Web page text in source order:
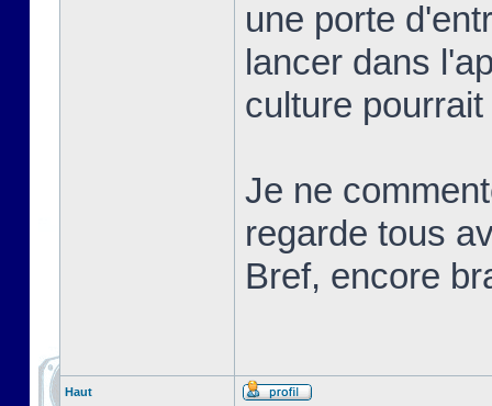
une porte
lancer dans
culture
Je ne
regarde tous
Bref, encore
Haut